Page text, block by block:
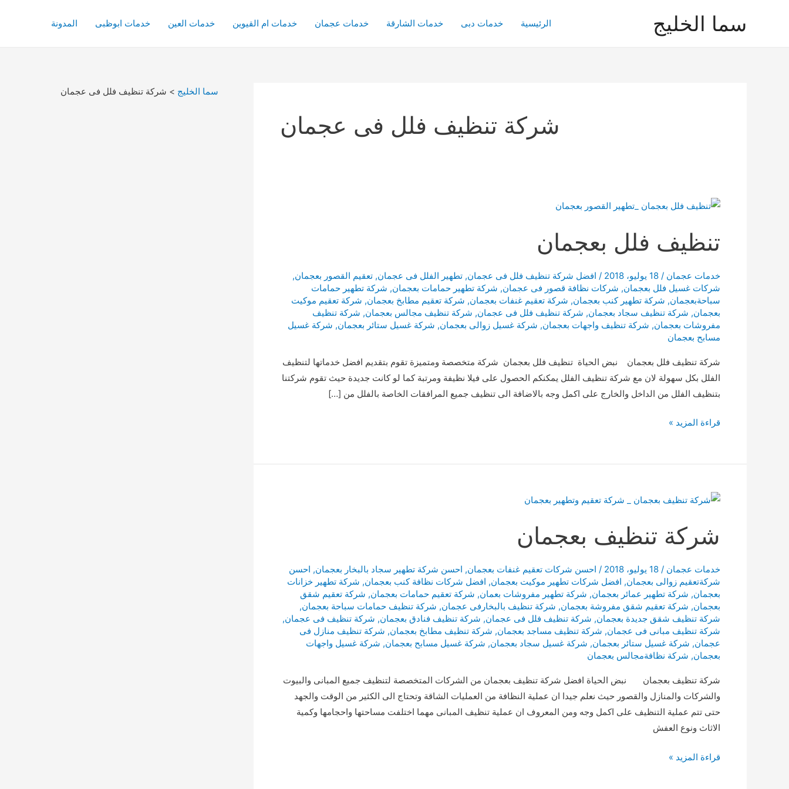
سما الخليج الرئيسية خدمات دبى خدمات الشارقة خدمات عجمان خدمات ام القيوين خدمات العين خدمات ابوظبى المدونة
شركة تنظيف فلل فى عجمان
تنظيف فلل بعجمان
خدمات عجمان / 18 يوليو، 2018 / افضل شركة تنظيف فلل فى عجمان, تطهير الفلل فى عجمان, تعقيم القصور بعجمان,
شركات غسيل فلل بعجمان, شركات نظافة قصور فى عجمان, شركة تطهير حمامات بعجمان, شركة تطهير حمامات
سباحةبعجمان, شركة تطهير كنب بعجمان, شركة تعقيم غنفات بعجمان, شركة تعقيم مطابخ بعجمان, شركة تعقيم موكيت
بعجمان, شركة تنظيف سجاد بعجمان, شركة تنظيف فلل فى عجمان, شركة تنظيف مجالس بعجمان, شركة تنظيف
مفروشات بعجمان, شركة تنظيف واجهات بعجمان, شركة غسيل زوالى بعجمان, شركة غسيل ستائر بعجمان, شركة غسيل
مسابح بعجمان
شركة تنظيف فلل بعجمان نبض الحياة تنظيف فلل بعجمان شركة متخصصة ومتميزة تقوم بتقديم افضل خدماتها لتنظيف
الفلل بكل سهولة لان مع شركة تنظيف الفلل يمكنكم الحصول على فيلا نظيفة ومرتبة كما لو كانت جديدة حيث تقوم شركتنا
بتنظيف الفلل من الداخل والخارج على اكمل وجه بالاضافة الى تنظيف جميع المرافقات الخاصة بالفلل من […]
تنظيف
قراءة المزيد »
شركة تنظيف بعجمان
خدمات عجمان / 18 يوليو، 2018 / احسن شركات تعقيم غنفات بعجمان, احسن شركة تطهير سجاد بالبخار بعجمان, احسن
شركةتعقيم زوالى بعجمان, افضل شركات تطهير موكيت بعجمان, افضل شركات نظافة كنب بعجمان, شركة تطهير خزانات
بعجمان, شركة تطهير عمائر بعجمان, شركة تطهير مفروشات بعمان, شركة تعقيم حمامات بعجمان, شركة تعقيم شقق
بعجمان, شركة تعقيم شقق مفروشة بعجمان, شركة تنظيف بالبخارفى عجمان, شركة تنظيف حمامات سباحة بعجمان,
شركة تنظيف شقق جديدة بعجمان, شركة تنظيف فلل فى عجمان, شركة تنظيف فنادق بعجمان, شركة تنظيف فى عجمان,
شركة تنظيف مبانى فى عجمان, شركة تنظيف مساجد بعجمان, شركة تنظيف مطابخ بعجمان, شركة تنظيف منازل فى
عجمان, شركة غسيل ستائر بعجمان, شركة غسيل سجاد بعجمان, شركة غسيل مسابح بعجمان, شركة غسيل واجهات
بعجمان, شركة نظافةمجالس بعجمان
شركة تنظيف بعجمان نبض الحياة افضل شركة تنظيف بعجمان من الشركات المتخصصة لتنظيف جميع المبانى والبيوت
والشركات والمنازل والقصور حيث نعلم جيدا ان عملية النظافة من العمليات الشاقة وتحتاج الى الكثير من الوقت والجهد
حتى تتم عملية التنظيف على اكمل وجه ومن المعروف ان عملية تنظيف المبانى مهما اختلفت مساحتها واحجامها وكمية
الاثاث ونوع العفش
شركة
قراءة المزيد »
سما الخليج > شركة تنظيف فلل فى عجمان